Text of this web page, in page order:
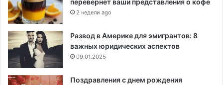
перевернет ваши представления о кофе
2 недели ago
Развод в Америке для эмигрантов: 8
важных юридических аспектов
09.01.2025
Поздравления с днем рождения